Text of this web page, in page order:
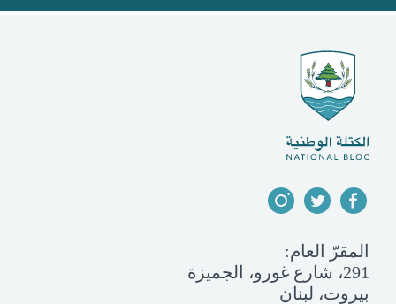
المقرّ العام:
291، شارع غورو، الجميزة
بيروت، لبنان